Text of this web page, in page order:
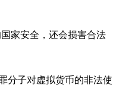
家安全，还会损害合法
分子对虚拟货币的非法使